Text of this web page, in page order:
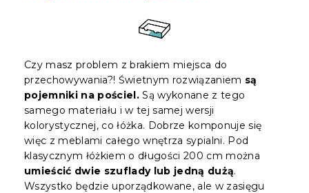
Czy masz problem z brakiem miejsca do
przechowywania?! Świetnym rozwiązaniem są
pojemniki na pościel. Są wykonane z tego
samego materiału i w tej samej wersji
kolorystycznej, co łóżka. Dobrze komponuje się
więc z meblami całego wnętrza sypialni. Pod
klasycznym łóżkiem o długości 200 cm można
umieścić dwie szuflady lub jedną dużą.
Wszystko będzie uporządkowane, ale w zasięgu